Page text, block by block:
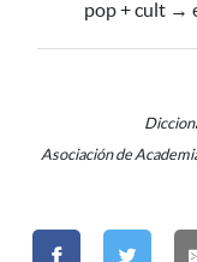
pop + cult →
Asociación de